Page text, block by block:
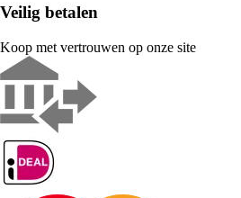
Veilig betalen
Koop met vertrouwen op onze site